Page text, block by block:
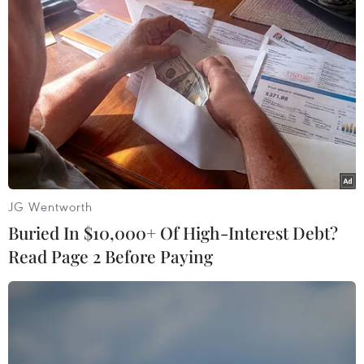
Vietnam Airlines đã chuyên chở 7,5
triệu khách đường bay Việt Nam-
Australia
10/08/2026 09:45
Bàn giao khoảng 260ha đất phục vụ 3
đường kết nối sân bay Long Thành
10/08/2026 09:07
Sun PhuQuoc Airways mở rộng đội
tàu bay thân rộng, mục tiêu bay đến
JG Wentworth
Buried In $10,000+ Of High-Interest Debt?
Read Page 2 Before Paying